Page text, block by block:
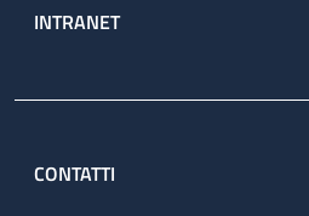
INTRANET
CONTATTI